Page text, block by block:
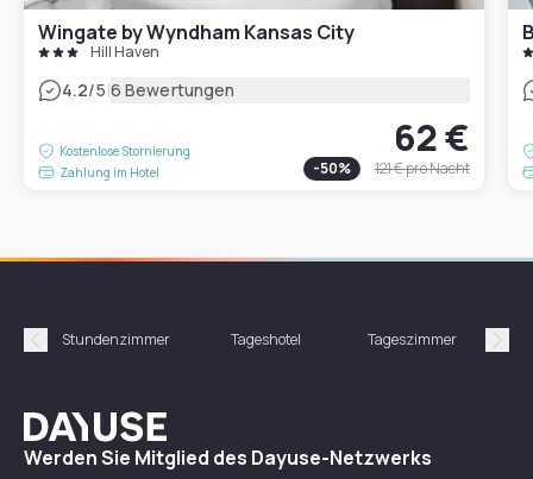
Wingate by Wyndham Kansas City
Hill Haven
4.2/5|6 Bewertungen
Kostenlose Stornierung
Zahlung im Hotel
62 €
-50% 121 €pro Nacht
Précédent
Stundenzimmer Tageshotel Tageszimmer
Dayuse
Werden Sie Mitglied des Dayuse-Netzwerks